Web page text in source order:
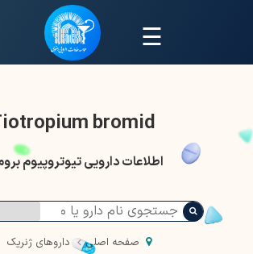
☰
bromid
اطلاعات دارویی تیوتروپیوم
صفحه اصلی داروهای ژنریک